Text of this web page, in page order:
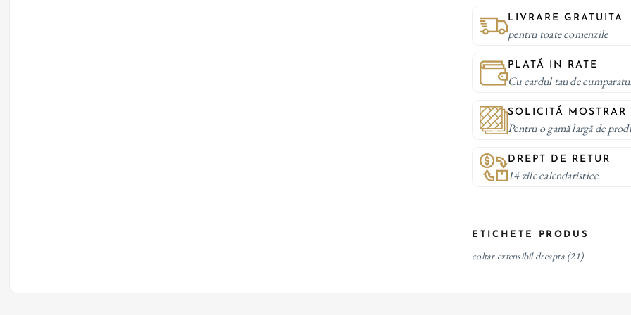
LIVRARE GRATUITA
pentru toate comenzile
PLATĂ IN RATE
Cu cardul tau de
SOLICITĂ MOSTRAR
Pentru o gamă largă de
DREPT DE RETUR
14 zile calendaristice
ETICHETE PRODUS
coltar extensibil dreapta (21)